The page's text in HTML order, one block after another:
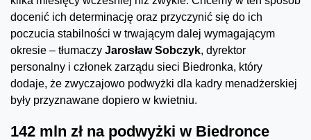
docenić ich determinację oraz przyczynić się do ich
poczucia stabilności w trwającym dalej wymagającym
okresie – tłumaczy Jarosław Sobczyk, dyrektor
personalny i członek zarządu sieci Biedronka, który
dodaje, że zwyczajowo podwyżki dla kadry menadżerskiej
były przyznawane dopiero w kwietniu.
142 mln zł na podwyżki w Biedronce